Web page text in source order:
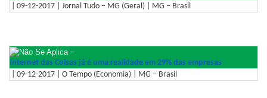
| 09-12-2017 | Jornal Tudo – MG (Geral) | MG – Brasil
–
Internet das Coisas já é uma realidade em 29% das empresas
| 09-12-2017 | O Tempo (Economia) | MG – Brasil